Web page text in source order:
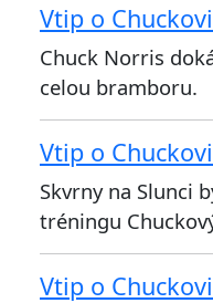
Vtip o
Chuck Norris
celou bramboru.
Vtip o
Skvrny na Slunci
tréningu
Vtip o